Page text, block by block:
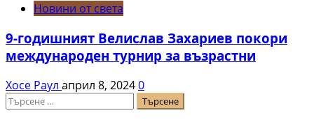
Новини от света
9-годишният Велислав Захариев покори
международен турнир за възрастни
Хосе Раул април 8, 20240
Търсене
за: